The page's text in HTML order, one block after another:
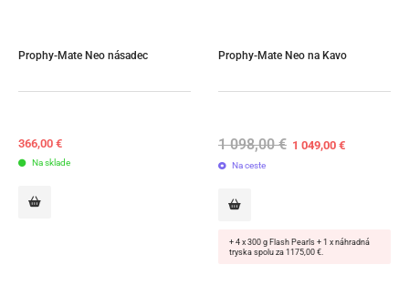
Prophy-Mate Neo násadec
366,00 €
Na sklade
Prophy-Mate Neo na Kavo
1 098,00€ Original
1 049,00€Current
Na ceste
+ 4 x 300 g Flash Pearls + 1 x náhradná
tryska spolu za 1175,00 €.